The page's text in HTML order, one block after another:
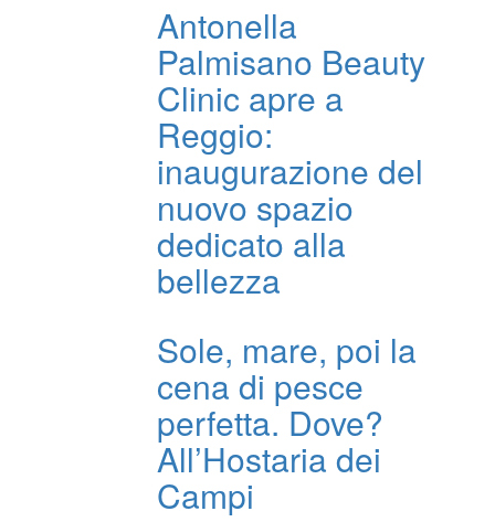
Antonella
Palmisano Beauty
Clinic apre a
Reggio:
inaugurazione del
nuovo spazio
dedicato alla
bellezza
Sole, mare, poi la
cena di pesce
perfetta. Dove?
All’Hostaria dei
Campi